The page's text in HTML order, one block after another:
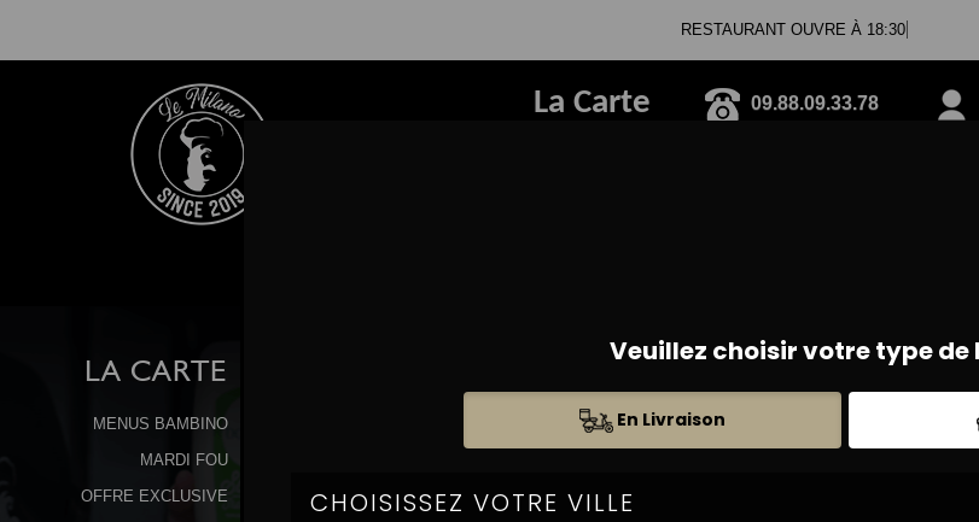
RESTAURANT OUVRE À 18:30
La Carte 09.88.09.33.78
LA CARTE
MENUS BAMBINO
MARDI FOU
OFFRE EXCLUSIVE
BRUSCHETTAS